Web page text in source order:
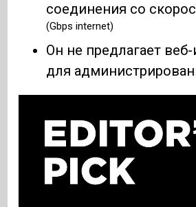
соединения со
(Gbps internet)
Он не предлагает
для